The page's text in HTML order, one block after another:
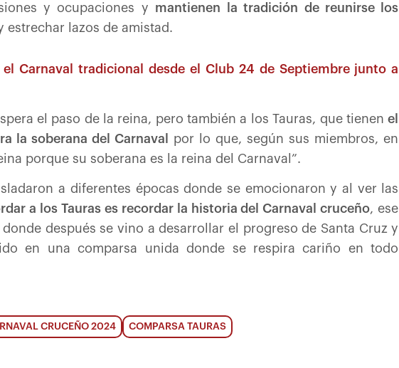
y ocupaciones y mantienen la tradición de reunirse los
estrechar lazos de amistad.
el Carnaval tradicional desde el Club 24 de Septiembre junto a
el paso de la reina, pero también a los Tauras, que tienenel
la soberana del Carnaval
por lo que, según sus miembros, en
porque su soberana es la reina del Carnaval”.
a diferentes épocas donde se emocionaron y al ver las
a los Tauras es recordar la historia del Carnaval cruceño, ese
después se vino a desarrollar el progreso de Santa Cruz y
en una comparsa unida donde se respira cariño en todo
CRUCEÑO 2024 COMPARSA TAURAS